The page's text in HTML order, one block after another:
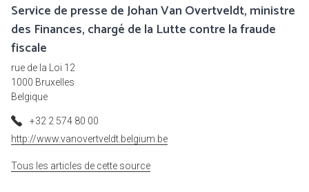
Service de presse de Johan Van Overtveldt, ministre
des Finances, chargé de la Lutte contre la fraude
fiscale
rue de la Loi 12
1000 Bruxelles
Belgique
+32 2 574 80 00
http://www.vanovertveldt.belgium.be
Tous les articles de cette source